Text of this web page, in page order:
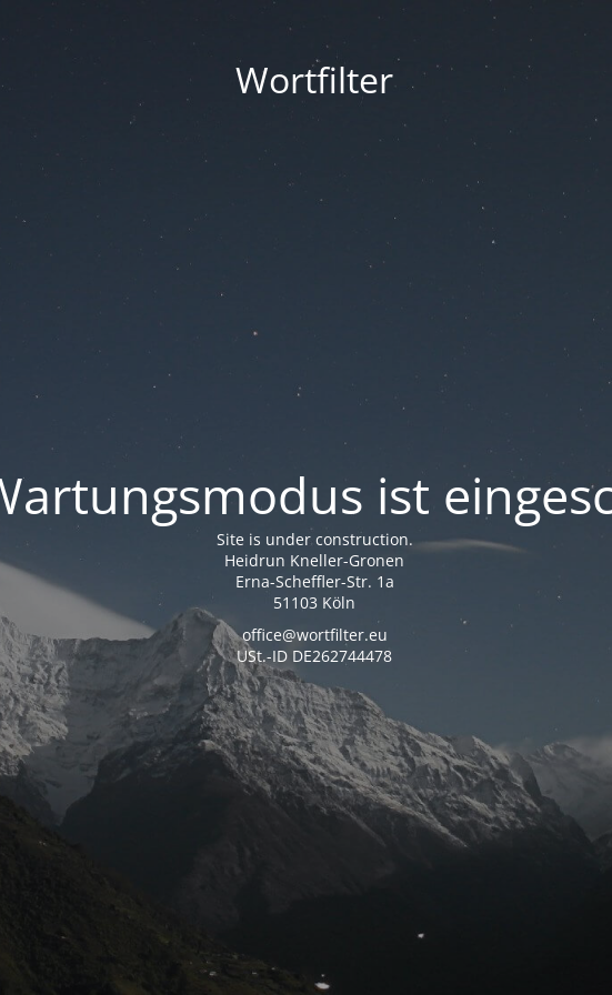
Wortfilter
ist
Site is under construction.
Heidrun Kneller-Gronen
Erna-Scheffler-Str. 1a
51103 Köln
office@wortfilter.eu
USt.-ID DE262744478